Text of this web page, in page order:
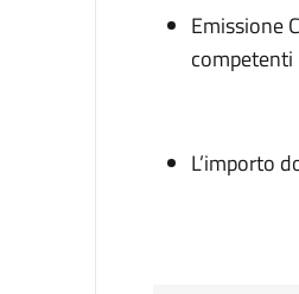
Emissione
L’importo